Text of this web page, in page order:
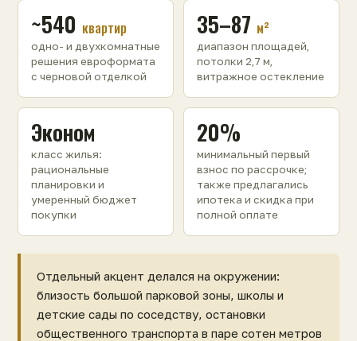
~540 квартир
одно- и двухкомнатные
решения евроформата
с черновой отделкой
35–87 м²
диапазон площадей,
потолки 2,7 м,
витражное остекление
Эконом
класс жилья:
рациональные
планировки и
умеренный бюджет
покупки
20%
минимальный первый
взнос по рассрочке;
также предлагались
ипотека и скидка при
полной оплате
Отдельный акцент делался на окружении:
близость большой парковой зоны, школы и
детские сады по соседству, остановки
общественного транспорта в паре сотен метров